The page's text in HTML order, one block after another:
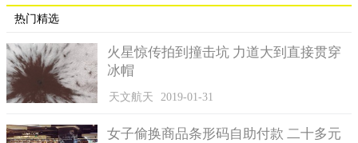
位女教师名叫李提淘（Le Thi Thao）。
乌敏泰每日都会到户外练功夫，经过谭童湖（Than Tho
Lake）周围的一间房子就会停下脚步，随后爬上房顶，将一封写
给李提淘的情书放在这里。就这样，时光飞逝，他们俩越走越
近，彼此相爱，李提淘愿意等到乌敏泰从学校毕业后在跟他步入
婚姻殿堂。
热门精选
火星惊传拍到撞击坑 力道大到直接贯穿
冰帽
天文航天 2019-01-31
女子偷换商品条形码自助付款 二十多元